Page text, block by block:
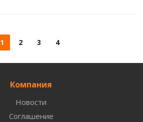
1 2 3 4
Компания
Новости
Соглашение